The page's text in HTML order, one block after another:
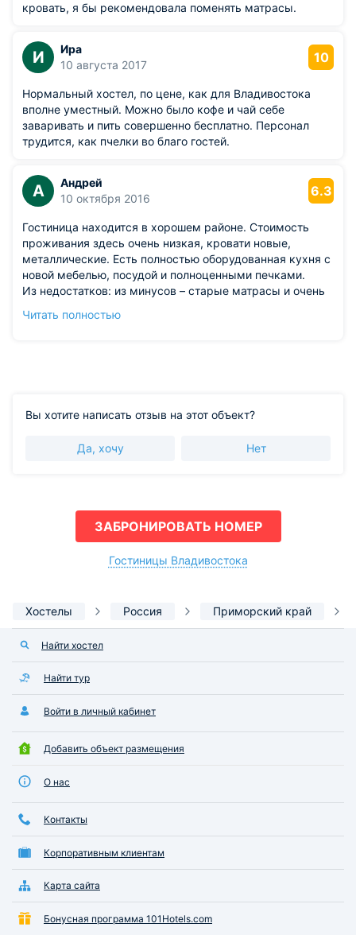
кровать, я бы рекомендовала поменять матрасы.
И
Ира
10 августа 2017
10
Нормальный хостел, по цене, как для Владивостока
вполне уместный. Можно было кофе и чай себе
заваривать и пить совершенно бесплатно. Персонал
трудится, как пчелки во благо гостей.
А
Андрей
10 октября 2016
6.3
Гостиница находится в хорошем районе. Стоимость
проживания здесь очень низкая, кровати новые,
металлические. Есть полностью оборудованная кухня с
новой мебелью, посудой и полноценными печками.
Из недостатков: из минусов – старые матрасы и очень
очереди из жильцов в туалет и душ. Неплохо было бы
Читать полностью
Вы хотите написать отзыв на этот объект?
Да, хочу Нет
ЗАБРОНИРОВАТЬ НОМЕР
Гостиницы Владивостока
Хостелы Россия Приморский край
Найти хостел
Найти тур
Войти в личный кабинет
Добавить объект размещения
О нас
Контакты
Корпоративным клиентам
Карта сайта
Бонусная программа 101Hotels.com